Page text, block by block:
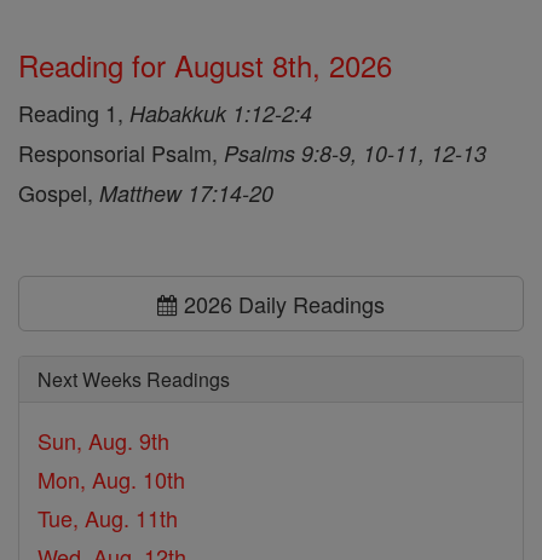
Reading for August 8th, 2026
Reading 1, Habakkuk 1:12-2:4
Responsorial Psalm, Psalms 9:8-9, 10-11, 12-13
Gospel, Matthew 17:14-20
2026 Daily Readings
Next Weeks Readings
Sun, Aug. 9th
Mon, Aug. 10th
Tue, Aug. 11th